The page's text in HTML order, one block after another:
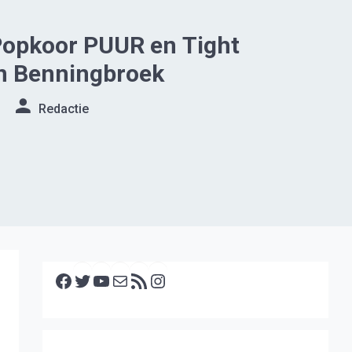
PUUR en Tight
Benningbroek
Redactie
Facebook Twitter YouTube E-mail RSS feed